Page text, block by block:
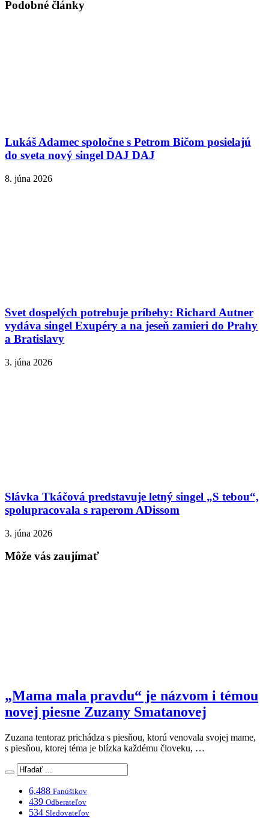
Podobné články
Lukáš Adamec spoločne s Petrom Bičom posielajú
do sveta nový singel DAJ DAJ
8. júna 2026
Svet dospelých potrebuje príbehy: Richard Autner
vydáva singel Exupéry a na jeseň zamieri do Prahy
a Bratislavy
3. júna 2026
Slávka Tkáčová predstavuje letný singel „S tebou“,
spolupracovala s raperom ADissom
3. júna 2026
Môže vás zaujímať
„Mama mala pravdu“ je názvom i témou
novej piesne Zuzany Smatanovej
Zuzana tentoraz prichádza s piesňou, ktorú venovala svojej mame,
s piesňou, ktorej téma je blízka každému človeku, …
6,488 Fanúšikov
439 Odberateľov
534 Sledovateľov